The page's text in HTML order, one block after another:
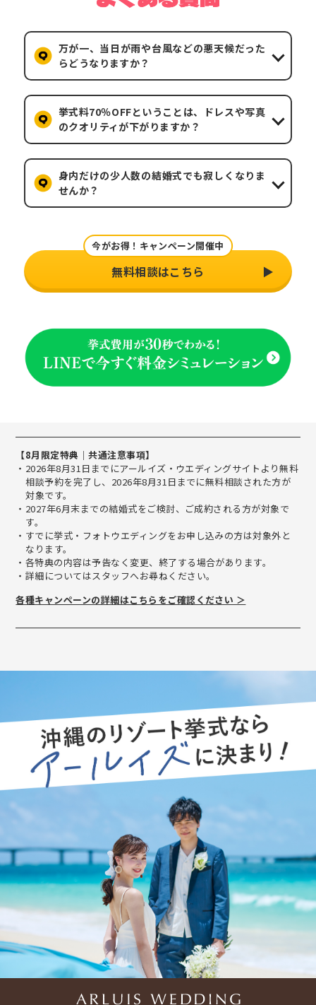
万が一、当日が雨や台風などの悪天候だった
らどうなりますか？
挙式料70％OFFということは、ドレスや写真
のクオリティが下がりますか？
身内だけの少人数の結婚式でも寂しくなりま
せんか？
今がお得！キャンペーン開催中
無料相談はこちら
【8月限定特典｜共通注意事項】
2026年8月31日までにアールイズ・ウエディングサイトより無料
相談予約を完了し、2026年8月31日までに無料相談された方が
対象です。
2027年6月末までの結婚式をご検討、ご成約される方が対象で
す。
すでに挙式・フォトウエディングをお申し込みの方は対象外と
なります。
各特典の内容は予告なく変更、終了する場合があります。
詳細についてはスタッフへお尋ねください。
各種キャンペーンの詳細はこちらをご確認ください ＞